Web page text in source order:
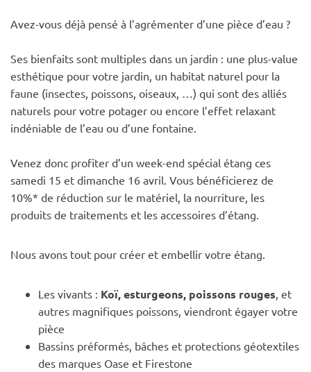
Avez-vous déjà pensé à l’agrémenter d’une pièce d’eau ?
Ses bienfaits sont multiples dans un jardin : une plus-value
esthétique pour votre jardin, un habitat naturel pour la
faune (insectes, poissons, oiseaux, …) qui sont des alliés
naturels pour votre potager ou encore l’effet relaxant
indéniable de l’eau ou d’une fontaine.
Venez donc profiter d’un week-end spécial étang ces
samedi 15 et dimanche 16 avril. Vous bénéficierez de
10%* de réduction sur le matériel, la nourriture, les
produits de traitements et les accessoires d’étang.
Nous avons tout pour créer et embellir votre étang.
Les vivants : Koï, esturgeons, poissons rouges , et
autres magnifiques poissons, viendront égayer votre
pièce
Bassins préformés, bâches et protections géotextiles
des marques Oase et Firestone